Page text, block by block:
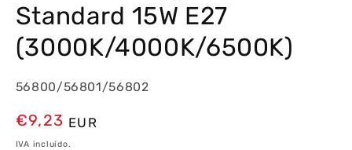
Standard 15W E27
(3000K/4000K/6500K)
56800/56801/56802
Preço
normal
€9,23 EUR
IVA incluído.